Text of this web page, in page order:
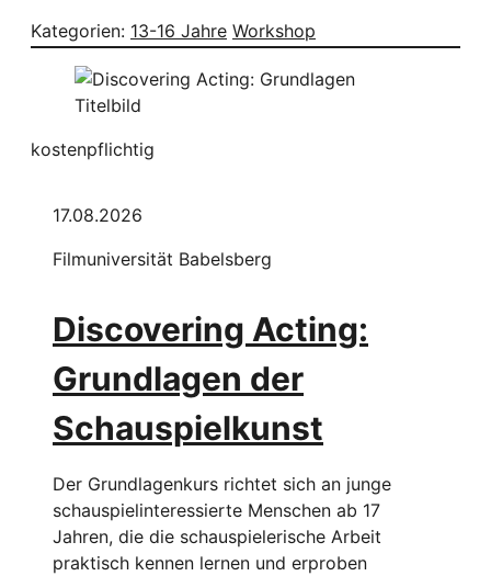
Kategorien: 13-16 Jahre Workshop
kostenpflichtig
17.08.2026
Filmuniversität Babelsberg
Discovering Acting:
Grundlagen der
Schauspielkunst
Der Grundlagenkurs richtet sich an junge
schauspielinteressierte Menschen ab 17
Jahren, die die schauspielerische Arbeit
praktisch kennen lernen und erproben